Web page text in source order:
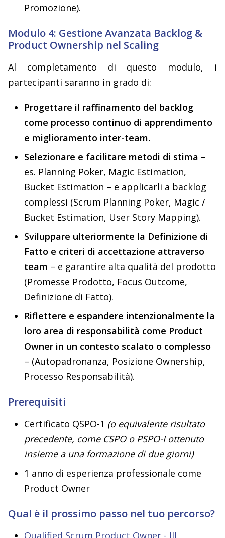
Promozione).
Modulo 4: Gestione Avanzata Backlog &
Product Ownership nel Scaling
Al completamento di questo modulo, i
partecipanti saranno in grado di:
Progettare il raffinamento del backlog
come processo continuo di apprendimento
e miglioramento inter-team.
Selezionare e facilitare metodi di stima –
es. Planning Poker, Magic Estimation,
Bucket Estimation – e applicarli a backlog
complessi (Scrum Planning Poker, Magic /
Bucket Estimation, User Story Mapping).
Sviluppare ulteriormente la Definizione di
Fatto e criteri di accettazione attraverso
team – e garantire alta qualità del prodotto
(Promesse Prodotto, Focus Outcome,
Definizione di Fatto).
Riflettere e espandere intenzionalmente la
loro area di responsabilità come Product
Owner in un contesto scalato o complesso
– (Autopadronanza, Posizione Ownership,
Processo Responsabilità).
Prerequisiti
Certificato QSPO-1 (o equivalente risultato
precedente, come CSPO o PSPO-I ottenuto
insieme a una formazione di due giorni)
1 anno di esperienza professionale come
Product Owner
Qual è il prossimo passo nel tuo percorso?
Qualified Scrum Product Owner - III